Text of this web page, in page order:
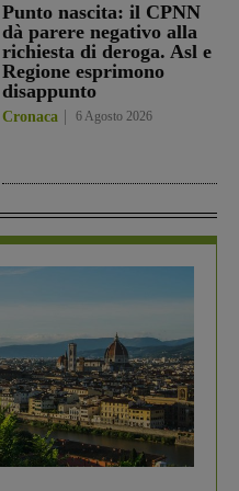
Punto nascita: il CPNN
dà parere negativo alla
richiesta di deroga. Asl e
Regione esprimono
disappunto
Cronaca 6 Agosto 2026